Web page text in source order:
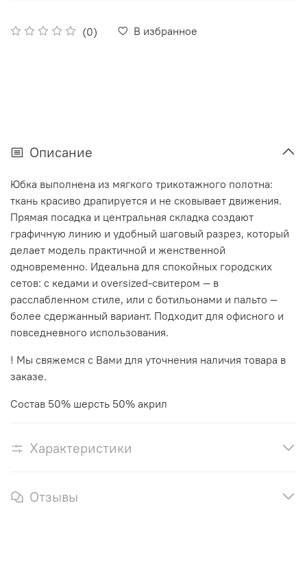
(0) В избранное
Описание
Юбка выполнена из мягкого трикотажного полотна:
ткань красиво драпируется и не сковывает движения.
Прямая посадка и центральная складка создают
графичную линию и удобный шаговый разрез, который
делает модель практичной и женственной
одновременно. Идеальна для спокойных городских
сетов: с кедами и oversized‑свитером — в
расслабленном стиле, или с ботильонами и пальто —
более сдержанный вариант. Подходит для офисного и
повседневного использования.
! Мы свяжемся с Вами для уточнения наличия товара в
заказе.
Состав 50% шерсть 50% акрил
Характеристики
Отзывы